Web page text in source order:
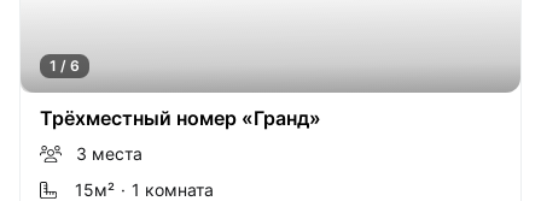
1 / 6
Трёхместный номер «Гранд»
3 места
15м² · 1 комната